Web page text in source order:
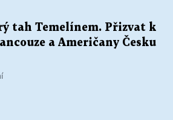
tah Temelínem. Přizvat k
a Američany Česku